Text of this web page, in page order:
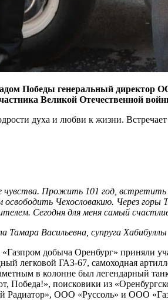
Победы генеральный директор
Великой Отечественной
духа и любви к жизни.
Прожить 101 год, встретить
освободить Чехословакию. Через
Сегодня для меня самый
Тамара Васильевна, супруга
«Газпром добыча Оренбург» приняли
легковой ГАЗ-67, самоходная
в колонне был легендарный
Победа!», поисковики из
Радиатор», ООО «Руссоль» и ООО